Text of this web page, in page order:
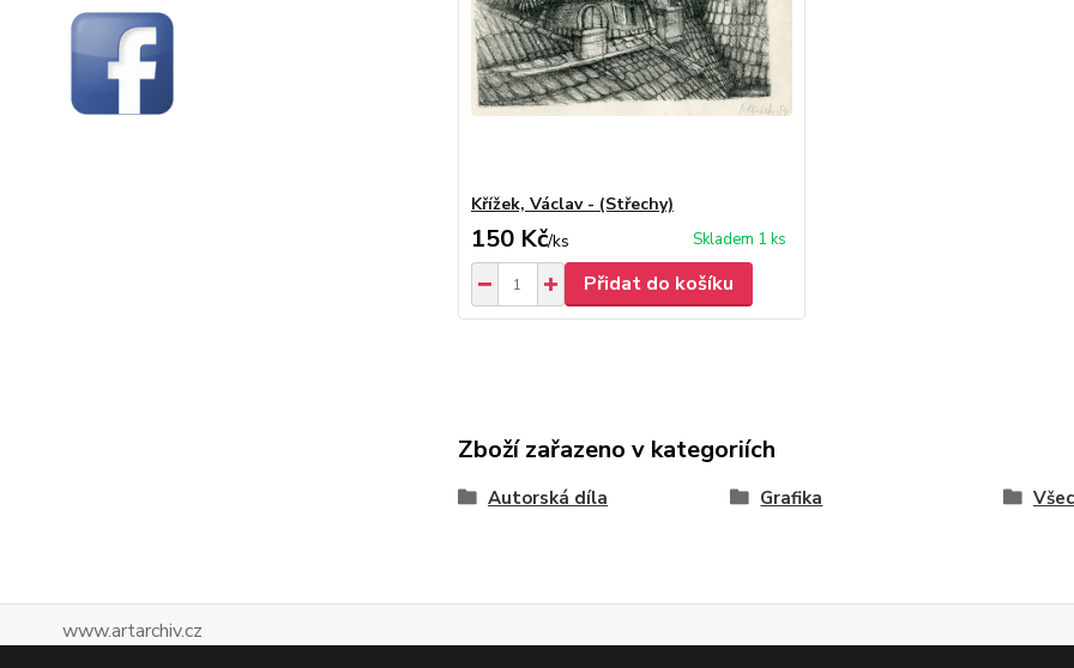
Křížek, Václav - (Střechy)
150 Kč/ks Skladem 1 ks
Přidat do košíku
Zboží zařazeno v kategoriích
Autorská díla Grafika
www.artarchiv.cz